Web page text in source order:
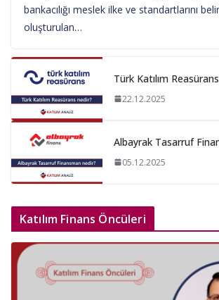
bankacılığı meslek ilke ve standartlarını
oluşturulan…
Türk Katılım
22.12.2025
Albayrak Tasarruf
05.12.2025
Katılım Finans Öncüleri